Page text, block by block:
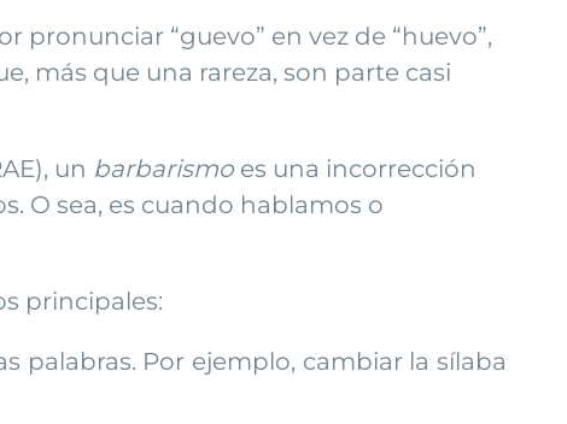
pronunciar “guevo” en vez de “huevo”,
más que una rareza, son parte casi
un barbarismo es una incorrección
O sea, es cuando hablamos o
principales:
palabras. Por ejemplo, cambiar la sílaba